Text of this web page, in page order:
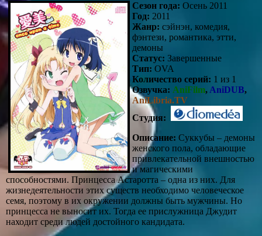
Сезон года: Осень 2011
Год: 2011
Жанр: сэйнэн, комедия,
фэнтези, романтика, этти,
демоны
Статус: Завершенные
Тип: OVA
Количество серий: 1 из 1
Озвучка: AniFilm, AniDUB,
AniLibria.TV
Студия:
Описание: Суккубы – демоны
женского пола, обладающие
привлекательной внешностью
и магическими
способностями. Принцесса Астаротта – одна из них. Для
жизнедеятельности этих существ необходимо человеческое
семя, поэтому в их окружении должны быть мужчины. Но
принцесса не выносит их. Тогда ее прислужница Джудит
находит среди людей достойного кандидата.